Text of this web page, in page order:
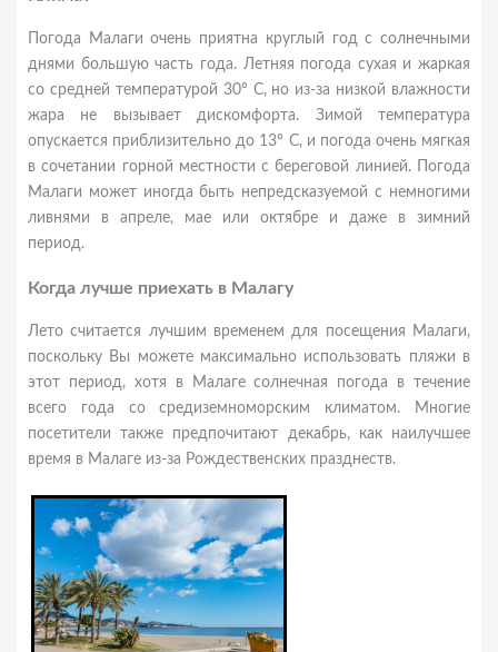
Погода Малаги очень приятна круглый год с солнечными
днями большую часть года. Летняя погода сухая и жаркая
со средней температурой 30º C, но из-за низкой влажности
жара не вызывает дискомфорта. Зимой температура
опускается приблизительно до 13º C, и погода очень мягкая
в сочетании горной местности с береговой линией. Погода
Малаги может иногда быть непредсказуемой с немногими
ливнями в апреле, мае или октябре и даже в зимний
период.
Когда лучше приехать в Малагу
Лето считается лучшим временем для посещения Малаги,
поскольку Вы можете максимально использовать пляжи в
этот период, хотя в Малаге солнечная погода в течение
всего года со средиземноморским климатом. Многие
посетители также предпочитают декабрь, как наилучшее
время в Малаге из-за Рождественских празднеств.